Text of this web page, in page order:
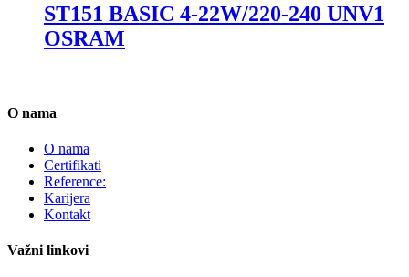
ST151 BASIC 4-22W/220-240 UNV1
OSRAM
O nama
O nama
Certifikati
Reference:
Karijera
Kontakt
Važni linkovi